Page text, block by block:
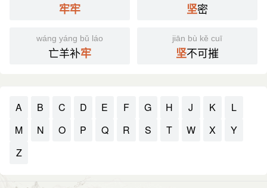
牢牢 坚密
wáng yáng bǔ láo
亡羊补牢
jiān bù kě cuī
坚不可摧
A B C D E F G H J K
L
M
N O P Q R S T W X
Y
Z